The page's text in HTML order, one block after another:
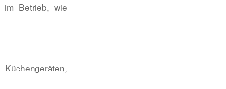
im Betrieb, wie